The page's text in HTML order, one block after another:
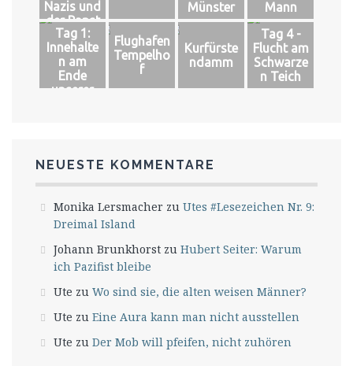
Nazis und
der Papst
Münster
Mann
Tag 1:
Innehalte
n am
Ende
unserer
Flughafen
Tempelho
f
Kurfürste
ndamm
Tag 4 -
Flucht am
Schwarze
n Teich
NEUESTE KOMMENTARE
Monika Lersmacher zu Utes #Lesezeichen Nr. 9:
Dreimal Island
Johann Brunkhorst zu Hubert Seiter: Warum
ich Pazifist bleibe
Ute zu Wo sind sie, die alten weisen Männer?
Ute zu Eine Aura kann man nicht ausstellen
Ute zu Der Mob will pfeifen, nicht zuhören